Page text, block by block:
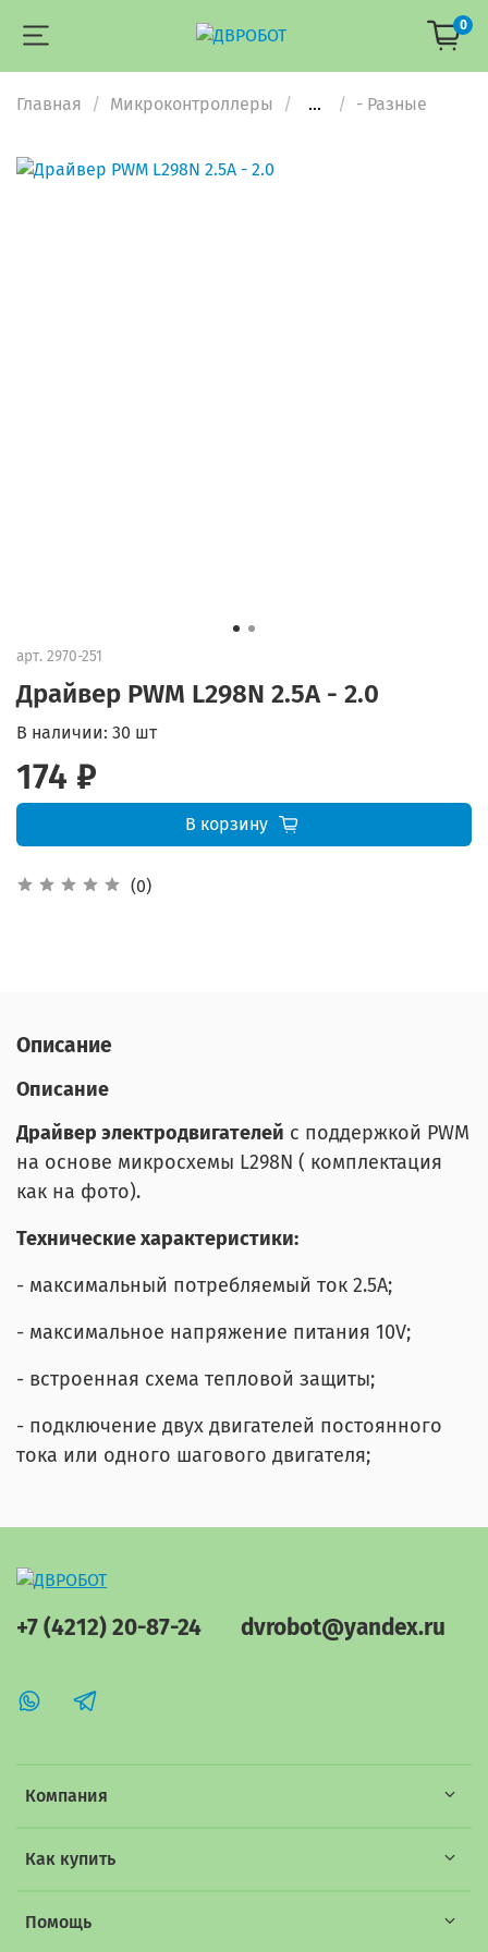
0
Главная Микроконтроллеры ... - Разные
арт. 2970-251
Драйвер PWM L298N 2.5A - 2.0
(0)
В наличии: 30 шт
174 ₽
В корзину
Описание
Описание
Драйвер электродвигателей с поддержкой PWM
на основе микросхемы L298N ( комплектация
как на фото).
Технические характеристики:
- максимальный потребляемый ток 2.5A;
- максимальное напряжение питания 10V;
- встроенная схема тепловой защиты;
- подключение двух двигателей постоянного
тока или одного шагового двигателя;
Компания
Как купить
Помощь
+7 (4212) 20-87-24 dvrobot@yandex.ru